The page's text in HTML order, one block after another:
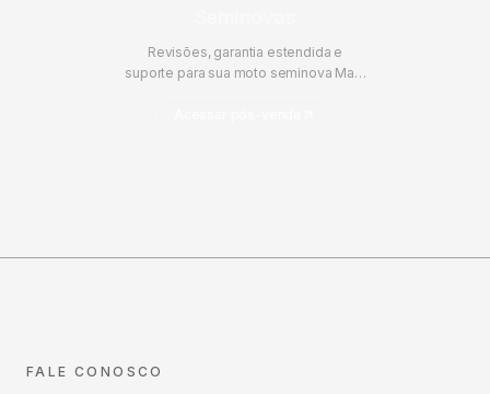
Revisões, garantia estendida e
suporte para sua moto seminova Mais
FALE CONOSCO